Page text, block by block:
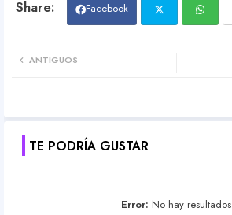
Facebook
pp
ANTIGUOS
TE PODRÍA GUSTAR
Error: No hay resultados